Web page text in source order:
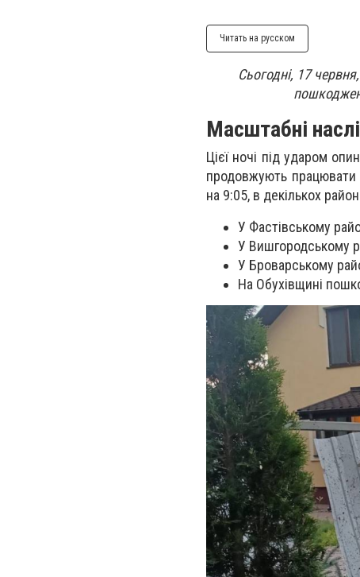
Читать на русском
Сьогодні, 17
Масштабні
Цієї ночі під ударом
продовжують працювати
на 9:05, в декількох
У Фастівському
У Вишгородському
У Броварському
На Обухівщині